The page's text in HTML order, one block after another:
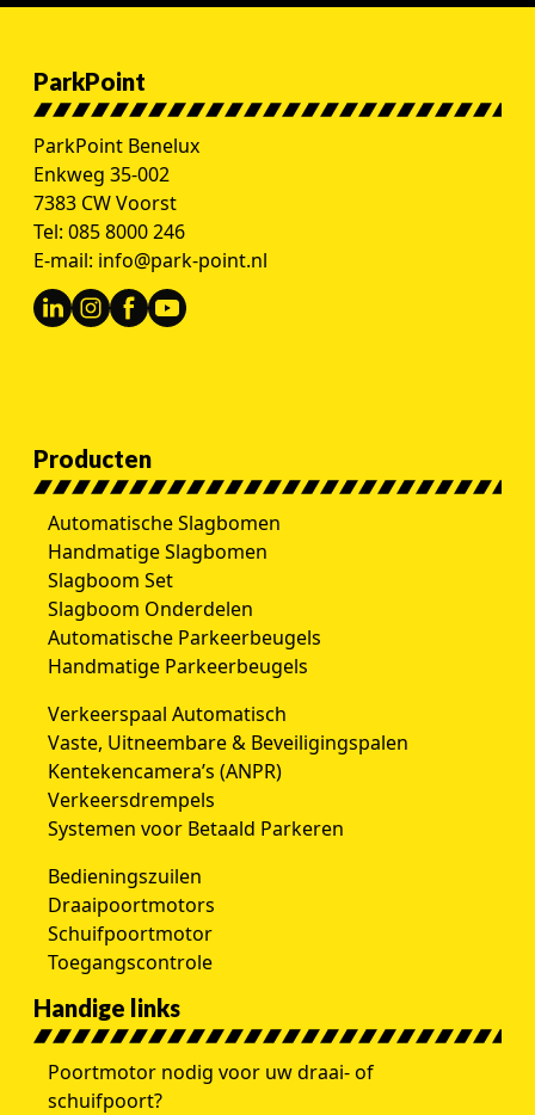
ParkPoint
ParkPoint Benelux
Enkweg 35-002
7383 CW Voorst
Tel: 085 8000 246
E-mail: info@park-point.nl
Producten
Automatische Slagbomen
Handmatige Slagbomen
Slagboom Set
Slagboom Onderdelen
Automatische Parkeerbeugels
Handmatige Parkeerbeugels
Verkeerspaal Automatisch
Vaste, Uitneembare & Beveiligingspalen
Kentekencamera’s (ANPR)
Verkeersdrempels
Systemen voor Betaald Parkeren
Bedieningszuilen
Draaipoortmotors
Schuifpoortmotor
Toegangscontrole
Handige links
Poortmotor nodig voor uw draai- of
schuifpoort?